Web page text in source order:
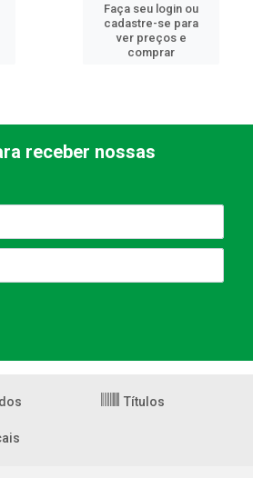
Faça seu login ou
cadastre-se para
ver preços e
comprar
receber nossas
Títulos